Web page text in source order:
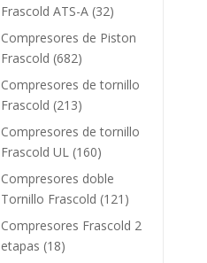
Frascold ATS-A (32)
Compresores de Piston
Frascold (682)
Compresores de tornillo
Frascold (213)
Compresores de tornillo
Frascold UL (160)
Compresores doble
Tornillo Frascold (121)
Compresores Frascold 2
etapas (18)